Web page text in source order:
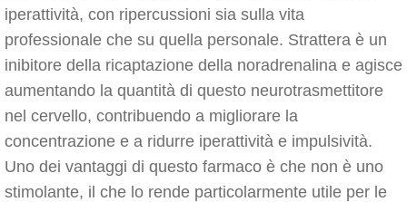
iperattività, con ripercussioni sia sulla vita
professionale che su quella personale. Strattera è un
inibitore della ricaptazione della noradrenalina e agisce
aumentando la quantità di questo neurotrasmettitore
nel cervello, contribuendo a migliorare la
concentrazione e a ridurre iperattività e impulsività.
Uno dei vantaggi di questo farmaco è che non è uno
stimolante, il che lo rende particolarmente utile per le